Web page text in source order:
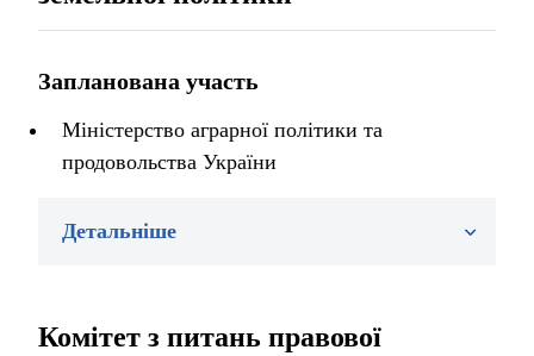
Запланована участь
Міністерство аграрної політики та
продовольства України
Детальніше
Комітет з питань правової